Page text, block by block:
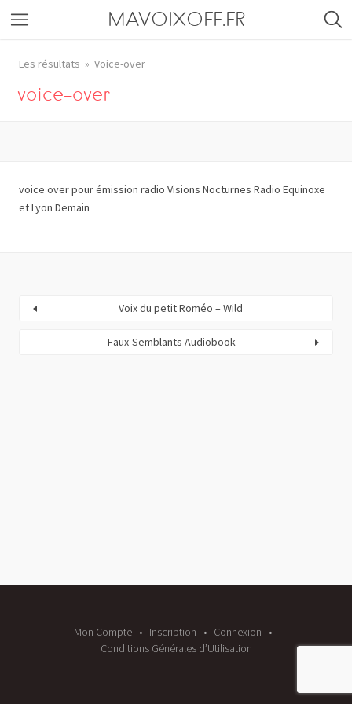
MAVOIXOFF.FR
Les résultats Voice-over
voice-over
voice over pour émission radio Visions Nocturnes Radio Equinoxe
et Lyon Demain
Voix du petit Roméo – Wild
Faux-Semblants Audiobook
Mon Compte Inscription
Connexion
Conditions Générales d’Utilisation